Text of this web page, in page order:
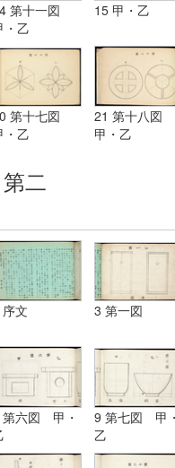
第十一図
・乙
15 甲・乙
第十七図
・乙
21 第十八図
甲・乙
二
文 3 第一図
第六図 甲・
9 第七図 甲
乙